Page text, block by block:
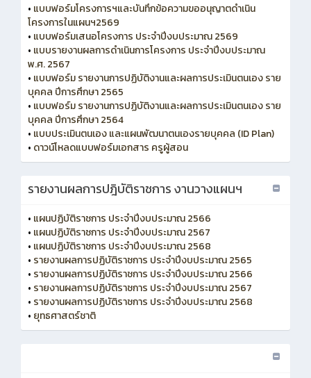
• แบบฟอร์มโครงการฯและบันทึกข้อความขออนุญาตดำเนิน
โครงการในแผนฯ2569
• แบบฟอร์มเสนอโครงการ ประจำปีงบประมาณ 2569
• แบบรายงานผลการดำเนินการโครงการ ประจำปีงบประมาณ
พ.ศ. 2567
• แบบฟอร์ม รายงานการปฏิบัติงานและผลการประเมินตนเอง ราย
บุคคล ปีการศึกษา 2565
• แบบฟอร์ม รายงานการปฏิบัติงานและผลการประเมินตนเอง ราย
บุคคล ปีการศึกษา 2564
• แบบประเมินตนเอง และแผนพัฒนาตนเองรายบุคคล (ID Plan)
• ดาวน์โหลดแบบฟอร์มเอกสาร ครูผู้สอน
รายงานผลการปฎิบัติราชการ งานวางแผนฯ
• แผนปฏิบัติราชการ ประจำปีงบประมาณ 2566
• แผนปฏิบัติราชการ ประจำปีงบประมาณ 2567
• แผนปฏิบัติราชการ ประจำปีงบประมาณ 2568
• รายงานผลการปฏิบัติราชการ ประจำปีงบประมาณ 2565
• รายงานผลการปฏิบัติราชการ ประจำปีงบประมาณ 2566
• รายงานผลการปฏิบัติราชการ ประจำปีงบประมาณ 2567
• รายงานผลการปฏิบัติราชการ ประจำปีงบประมาณ 2568
• ยุทธศาสตร์ชาติ